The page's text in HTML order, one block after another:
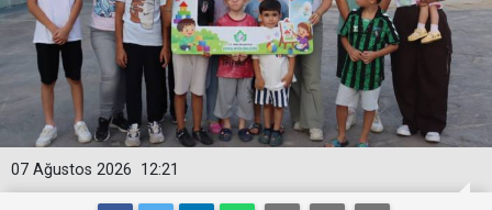
12:21
07 Ağustos 2026